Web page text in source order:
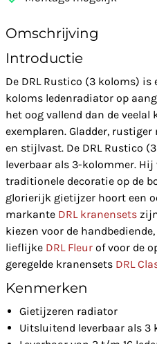
Omschrijving
Introductie
De DRL Rustico (3 koloms)
koloms ledenradiator op
het oog vallend dan de
exemplaren. Gladder,
en stijlvast. De DRL Rustico
leverbaar als 3-kolommer.
traditionele decoratie op de
glorierijk gietijzer hoort een
markante DRL kranensets
kiezen voor de
lieflijke DRL Fleur of voor de
geregelde kranensets DRL
Kenmerken
Gietijzeren radiator
Uitsluitend leverbaar als 3